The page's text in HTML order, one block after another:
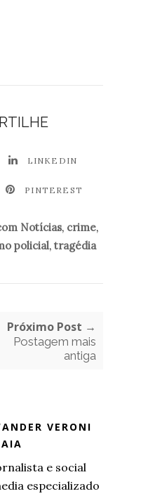
LINKEDIN
PINTEREST
Notícias, crime,
policial, tragédia
Próximo Post →
Postagem mais
antiga
VERONI
e social
especializado